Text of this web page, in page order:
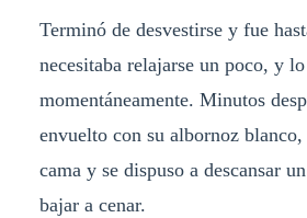
Terminó de desvestirse y fue
necesitaba relajarse un poco, y
momentáneamente. Minutos
envuelto con su albornoz blanco,
cama y se dispuso a descansar
bajar a cenar.